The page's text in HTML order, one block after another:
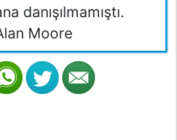
danışılmamıştı.
Moore